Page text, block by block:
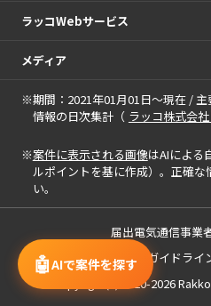
🤖AIで案件を探す
ラッコWebサービス
メディア
※期間：2021年01月01日～現在 /
情報の日次集計（ ラッコ株式会
※案件に表示される画像はAIによる
ルポイントを基に作成）。正確
い。
届出電気通信事業
「中小M&Aガイドライ
Copyright(c) 2020-2026